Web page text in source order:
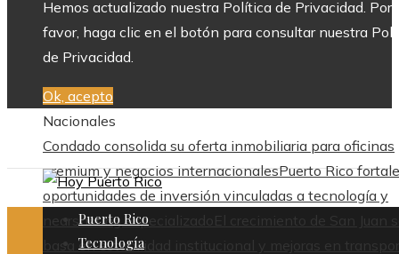
Hemos actualizado nuestra Política de Privacidad. Por
favor, haga clic en el botón para consultar nuestra
de Privacidad.
Ok, acepto
Nacionales
Condado consolida su oferta inmobiliaria para oficinas
premium y negocios internacionalesPuerto Rico
oportunidades de inversión vinculadas a tecnología y
nearshoring especializado El crecimiento de San Juan
basa en estabilidad institucional y mejoras en
Puerto Rico
Tecnología